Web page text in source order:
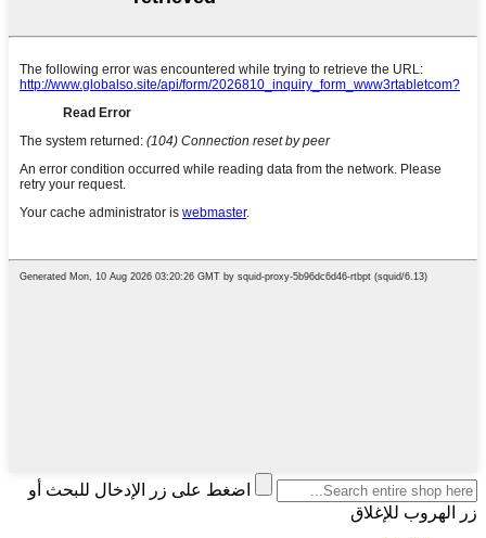
اضغط على زر الإدخال للبحث أو
زر الهروب للإغلاق